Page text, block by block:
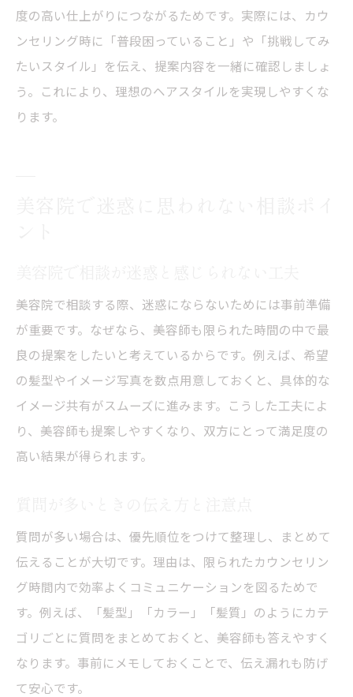
度の高い仕上がりにつながるためです。実際には、カウ
ンセリング時に「普段困っていること」や「挑戦してみ
たいスタイル」を伝え、提案内容を一緒に確認しましょ
う。これにより、理想のヘアスタイルを実現しやすくな
ります。
美容院で相談する際、迷惑にならないためには事前準備
が重要です。なぜなら、美容師も限られた時間の中で最
良の提案をしたいと考えているからです。例えば、希望
の髪型やイメージ写真を数点用意しておくと、具体的な
イメージ共有がスムーズに進みます。こうした工夫によ
り、美容師も提案しやすくなり、双方にとって満足度の
高い結果が得られます。
質問が多い場合は、優先順位をつけて整理し、まとめて
伝えることが大切です。理由は、限られたカウンセリン
グ時間内で効率よくコミュニケーションを図るためで
す。例えば、「髪型」「カラー」「髪質」のようにカテ
ゴリごとに質問をまとめておくと、美容師も答えやすく
なります。事前にメモしておくことで、伝え漏れも防げ
て安心です。